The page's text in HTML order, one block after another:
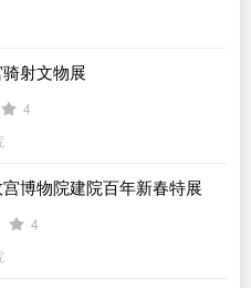
骑射文物展
4
博物院建院百年新春特展
4